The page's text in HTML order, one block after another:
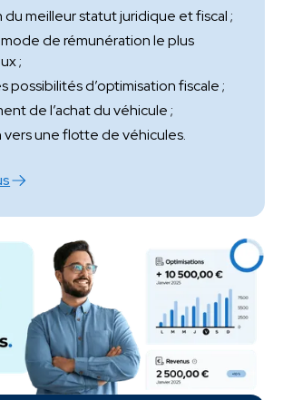
meilleur statut juridique et fiscal ;
de rémunération le plus
;
possibilités d’optimisation fiscale ;
de l’achat du véhicule ;
vers une flotte de véhicules.